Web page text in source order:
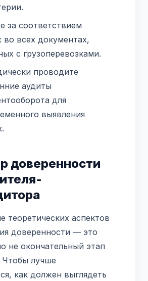
за соответствием
во всех документах,
с грузоперевозками.
проводите
аудиты
для
выявления
доверенности
теоретических аспектов
доверенности — это
не окончательный этап
Чтобы лучше
как должен выглядеть